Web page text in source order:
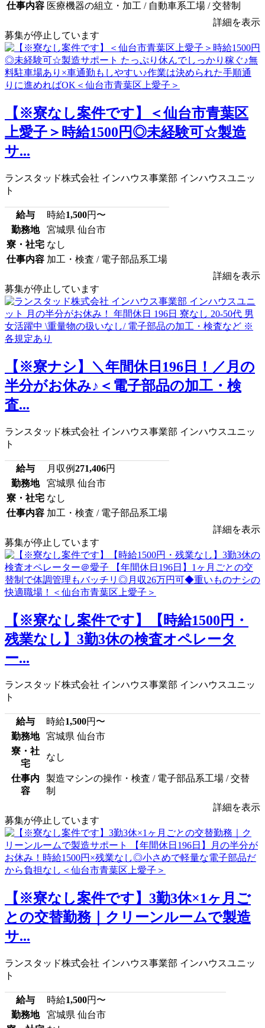
仕事内容 医療機器の組立・加工 / 自動車系工場 / 交替制
詳細を表示
募集が停止しています
【※寮なし案件です】＜仙台市青葉区
上愛子＞時給1500円◎未経験可☆製造
サ...
ランスタッド株式会社 インハウス事業部 インハウスユニッ
ト
給与 時給1,500円〜
勤務地
宮城県 仙台市
寮・社宅 なし
仕事内容 加工・検査 / 電子部品系工場
詳細を表示
募集が停止しています
【※寮ナシ】＼年間休日196日！／月の
半分がお休み♪＜電子部品の加工・検
査...
ランスタッド株式会社 インハウス事業部 インハウスユニッ
ト
給与 月収例271,406円
勤務地
宮城県 仙台市
寮・社宅 なし
仕事内容 加工・検査 / 電子部品系工場
詳細を表示
募集が停止しています
【※寮なし案件です】【時給1500円・
残業なし】3勤3休の検査オペレータ
ー...
ランスタッド株式会社 インハウス事業部 インハウスユニッ
ト
給与 時給1,500円〜
勤務地
宮城県 仙台市
寮・社
宅
なし
仕事内
容
製造マシンの操作・検査 / 電子部品系工場 / 交替
制
詳細を表示
募集が停止しています
【※寮なし案件です】3勤3休×1ヶ月ご
との交替勤務｜クリーンルームで製造
サ...
ランスタッド株式会社 インハウス事業部 インハウスユニッ
ト
給与 時給1,500円〜
勤務地
宮城県 仙台市